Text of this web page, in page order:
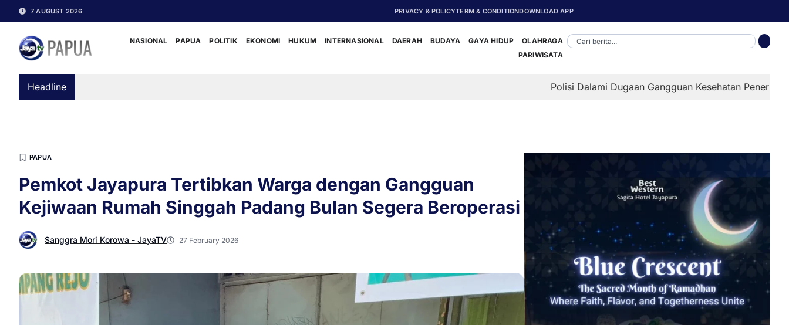
7 AUGUST 2026 PRIVACY & POLICYTERM & CONDITIONDOWNLOAD APP
NASIONAL PAPUA POLITIK EKONOMI HUKUM INTERNASIONAL DAERAH BUDAYA GAYA HIDUP
OLAHRAGA
PARIWISATA
Headline ‎Polisi Dalami Dugaan Gangguan Kesehatan Penerima MBG di
PAPUA
Pemkot Jayapura Tertibkan Warga dengan Gangguan
Kejiwaan Rumah Singgah Padang Bulan Segera Beroperasi
Sanggra Mori Korowa - JayaTV 27 February 2026